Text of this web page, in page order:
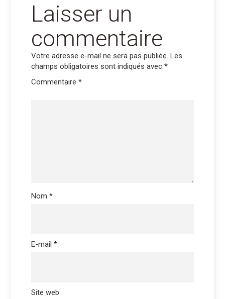
Laisser un
commentaire
Votre adresse e-mail ne sera pas publiée. Les
champs obligatoires sont indiqués avec*
Commentaire*
Nom*
E-mail*
Site web